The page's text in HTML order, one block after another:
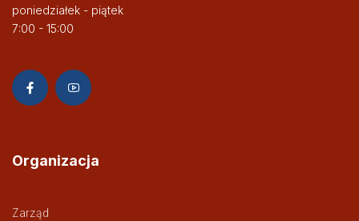
poniedziałek - piątek
7:00 - 15:00
Organizacja
Zarząd